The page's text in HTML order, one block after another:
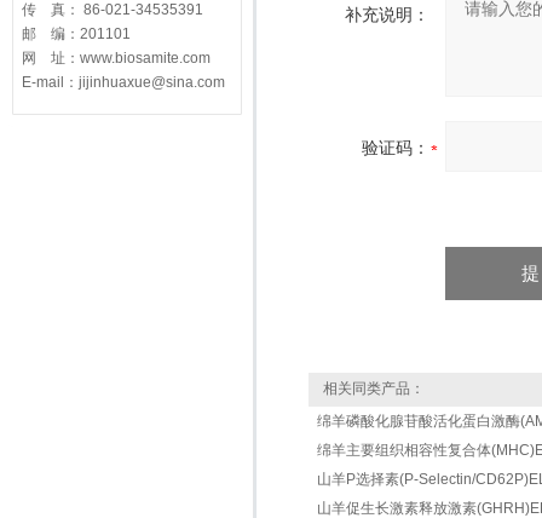
传 真： 86-021-34535391
邮 编：201101
网 址：www.biosamite.com
E-mail：jijinhuaxue@sina.com
补充说明：
验证码：
相关同类产品：
绵羊磷酸化腺苷酸活化蛋白激酶
绵羊主要组织相容性复合体
山羊P选择素(P-Selectin/
山羊促生长激素释放激素